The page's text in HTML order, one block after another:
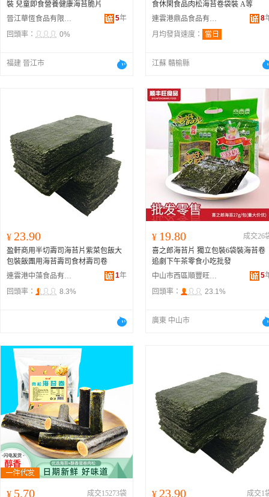
裝 兒童即食營養健康海苔脆片
晉江華恆食品有限公司
5年
回頭率：
0%
福建 晉江市
食休閑食品肉松海苔卷袋裝 A等
連雲港鼎品食品有限公司
8
月均發貨速度：
當日
江蘇 贛榆縣
¥ 23.90
盈軒商用半切壽司海苔片紫菜包飯大
包裝飯團用海苔壽司食材壽司卷
連雲港中藻食品有限公司
1年
回頭率：
8.3%
¥ 19.80
成交26
喜之郎海苔片 獨立包裝6袋裝海苔卷
追劇下午茶零食小吃批發
中山市西區順豐旺食品貿易商行
5
回頭率：
23.1%
廣東 中山市
¥ 5.70
成交15273袋
¥ 23.90
成交1